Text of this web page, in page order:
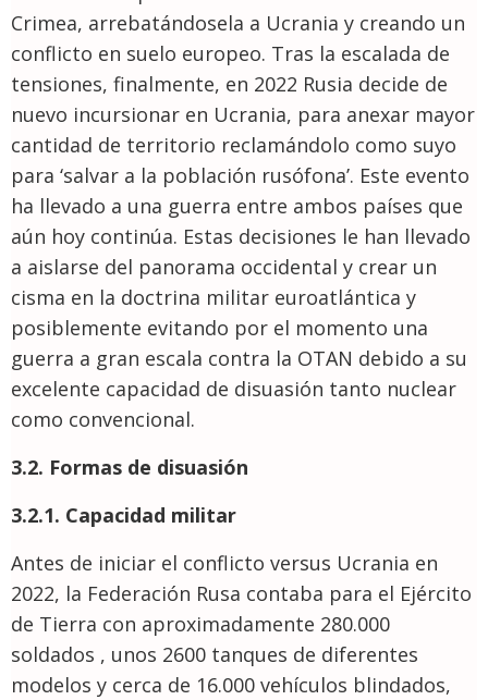
Crimea, arrebatándosela a Ucrania y creando un
conflicto en suelo europeo. Tras la escalada de
tensiones, finalmente, en 2022 Rusia decide de
nuevo incursionar en Ucrania, para anexar mayor
cantidad de territorio reclamándolo como suyo
para ‘salvar a la población rusófona’. Este evento
ha llevado a una guerra entre ambos países que
aún hoy continúa. Estas decisiones le han llevado
a aislarse del panorama occidental y crear un
cisma en la doctrina militar euroatlántica y
posiblemente evitando por el momento una
guerra a gran escala contra la OTAN debido a su
excelente capacidad de disuasión tanto nuclear
como convencional.
3.2. Formas de disuasión
3.2.1. Capacidad militar
Antes de iniciar el conflicto versus Ucrania en
2022, la Federación Rusa contaba para el Ejército
de Tierra con aproximadamente 280.000
soldados , unos 2600 tanques de diferentes
modelos y cerca de 16.000 vehículos blindados,